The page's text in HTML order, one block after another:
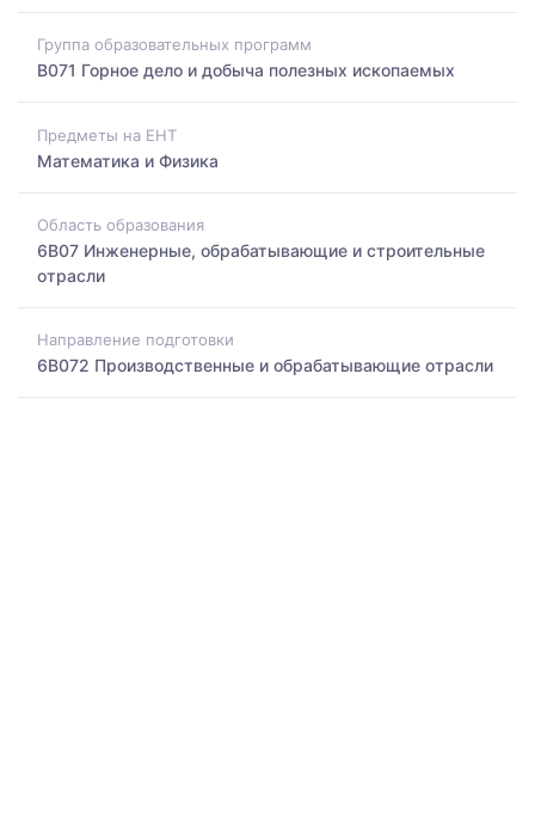
Группа образовательных программ
B071 Горное дело и добыча полезных ископаемых
Предметы на ЕНТ
Математика и Физика
Область образования
6B07 Инженерные, обрабатывающие и строительные
отрасли
Направление подготовки
6B072 Производственные и обрабатывающие отрасли